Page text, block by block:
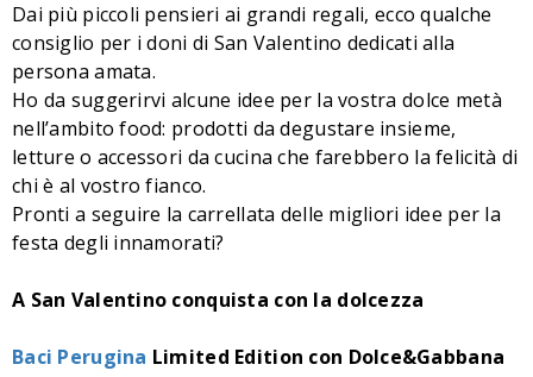
Dai più piccoli pensieri ai grandi regali, ecco qualche
consiglio per i doni di San Valentino dedicati alla
persona amata.
Ho da suggerirvi alcune idee per la vostra dolce metà
nell’ambito food: prodotti da degustare insieme,
letture o accessori da cucina che farebbero la felicità di
chi è al vostro fianco.
Pronti a seguire la carrellata delle migliori idee per la
festa degli innamorati?
A San Valentino conquista con la dolcezza
Baci Perugina Limited Edition con Dolce&Gabbana